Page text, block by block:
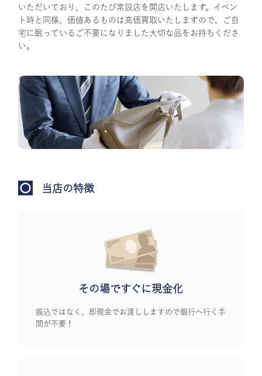
いただいており、このたび常設店を開店いたします。イベン
ト時と同様、価値あるものは高価買取いたしますので、ご自
宅に眠っているご不要になりました大切な品をお持ちくださ
い。
当店の特徴
その場ですぐに現金化
振込ではなく、即現金でお渡ししますので銀行へ行く手
間が不要！